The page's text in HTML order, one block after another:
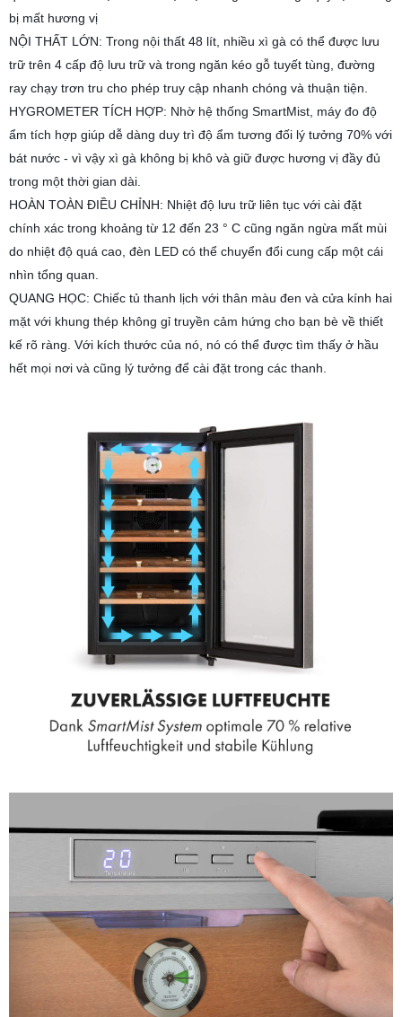
bị mất hương vị
NỘI THẤT LỚN: Trong nội thất 48 lít, nhiều xì gà có thể được lưu
trữ trên 4 cấp độ lưu trữ và trong ngăn kéo gỗ tuyết tùng, đường
ray chạy trơn tru cho phép truy cập nhanh chóng và thuận tiện.
HYGROMETER TÍCH HỢP: Nhờ hệ thống SmartMist, máy đo độ
ẩm tích hợp giúp dễ dàng duy trì độ ẩm tương đối lý tưởng 70% với
bát nước - vì vậy xì gà không bị khô và giữ được hương vị đầy đủ
trong một thời gian dài.
HOÀN TOÀN ĐIỀU CHỈNH: Nhiệt độ lưu trữ liên tục với cài đặt
chính xác trong khoảng từ 12 đến 23 ° C cũng ngăn ngừa mất mùi
do nhiệt độ quá cao, đèn LED có thể chuyển đổi cung cấp một cái
nhìn tổng quan.
QUANG HỌC: Chiếc tủ thanh lịch với thân màu đen và cửa kính hai
mặt với khung thép không gỉ truyền cảm hứng cho bạn bè về thiết
kế rõ ràng. Với kích thước của nó, nó có thể được tìm thấy ở hầu
hết mọi nơi và cũng lý tưởng để cài đặt trong các thanh.